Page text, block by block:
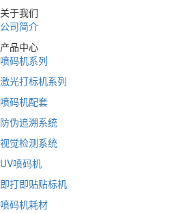
关于我们
公司简介
产品中心
喷码机系列
激光打标机系列
喷码机配套
防伪追溯系统
视觉检测系统
UV喷码机
即打即贴贴标机
喷码机耗材